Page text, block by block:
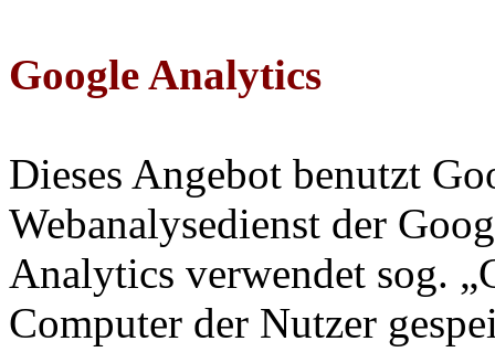
Google Analytics
Dieses Angebot benutzt
Webanalysedienst der
Analytics verwendet sog.
Computer der Nutzer